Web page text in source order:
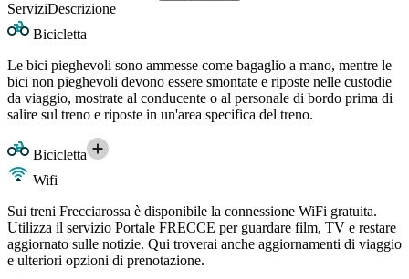
ServiziDescrizione
Bicicletta
Le bici pieghevoli sono ammesse come bagaglio a mano, mentre le
bici non pieghevoli devono essere smontate e riposte nelle custodie
da viaggio, mostrate al conducente o al personale di bordo prima di
salire sul treno e riposte in un'area specifica del treno.
Bicicletta
Wifi
Sui treni Frecciarossa è disponibile la connessione WiFi gratuita.
Utilizza il servizio Portale FRECCE per guardare film, TV e restare
aggiornato sulle notizie. Qui troverai anche aggiornamenti di viaggio
e ulteriori opzioni di prenotazione.